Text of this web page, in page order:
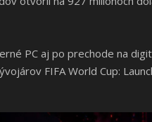
PC aj po prechode na
FIFA World Cup: